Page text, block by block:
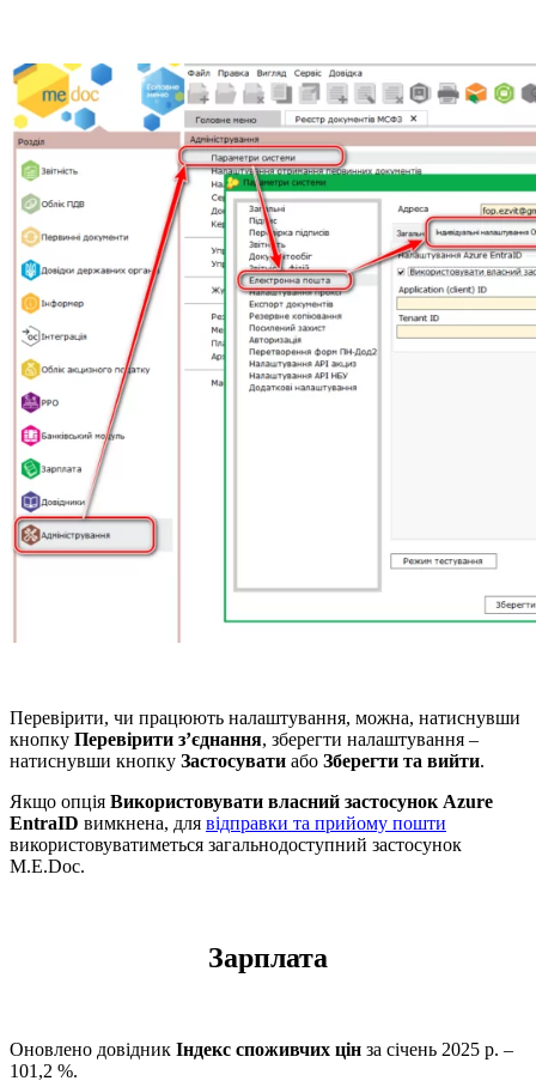
Перевірити, чи працюють налаштування, можна, натиснувши
кнопку Перевірити з’єднання, зберегти налаштування –
натиснувши кнопку Застосувати або Зберегти та вийти.
Якщо опція Використовувати власний застосунок Azure
EntraID вимкнена, для відправки та прийому пошти
використовуватиметься загальнодоступний застосунок
M.E.Doc.
Зарплата
Оновлено довідник Індекс споживчих цін за січень 2025 р. –
101,2 %.